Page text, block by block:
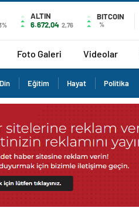
ALTIN
6.672,04 2,76
BITCOIN
%
Foto Galeri Videolar
Din Eğitim Hayat Politika